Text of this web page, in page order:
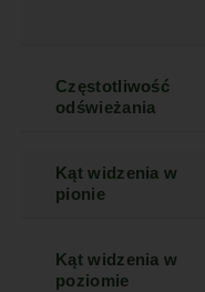
Częstotliwość
odświeżania
Kąt widzenia w
pionie
Kąt widzenia w
poziomie